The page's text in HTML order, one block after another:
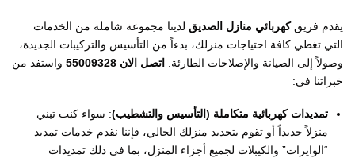
يقدم فريقكهربائي منازل الصديق لدينا مجموعة شاملة من الخدمات
التي تغطي كافة احتياجات منزلك، بدءاً من التأسيس والتركيبات الجديدة،
وصولاً إلى الصيانة والإصلاحات الطارئة.
اتصل الان 55009328
واستفد من
خبراتنا في:
تمديدات كهربائية متكاملة (التأسيس والتشطيب): سواء كنت تبني
منزلاً جديداً أو تقوم بتجديد منزلك الحالي، فإننا نقدم خدمات تمديد
“الوايرات” والكيبلات لجميع أجزاء المنزل، بما في ذلك تمديدات